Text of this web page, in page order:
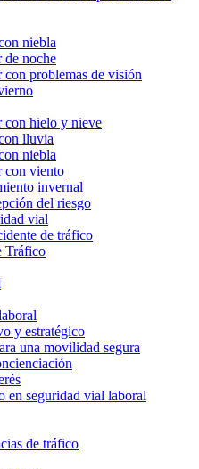
niebla
de noche
con problemas de visión
con hielo y nieve
lluvia
niebla
con viento
invernal
del riesgo
vial
de tráfico
Tráfico
y estratégico
una movilidad segura
en seguridad vial laboral
de tráfico